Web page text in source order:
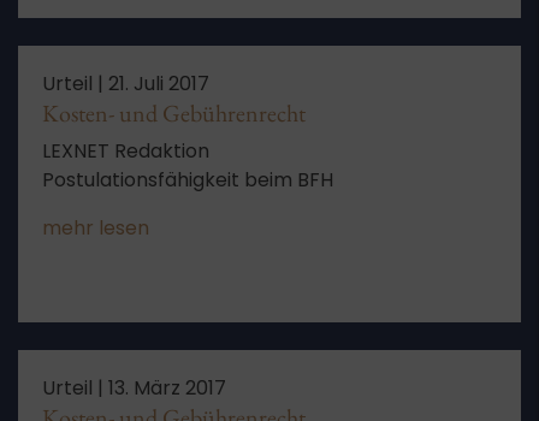
Urteil | 21. Juli 2017
Kosten- und Gebührenrecht
LEXNET Redaktion
Postulationsfähigkeit beim BFH
mehr lesen
Urteil | 13. März 2017